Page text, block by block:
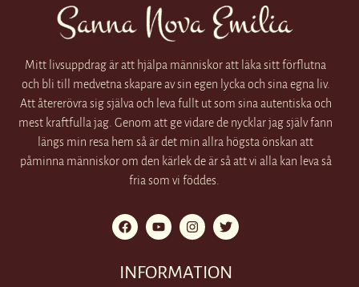
Mitt livsuppdrag är att hjälpa människor att läka sitt förflutna
och bli till medvetna skapare av sin egen lycka och sina egna liv.
Att återerövra sig själva och leva fullt ut som sina autentiska och
mest kraftfulla jag. Genom att ge vidare de nycklar jag själv fann
längs min resa hem så är det min allra högsta önskan att
påminna människor om den kärlek de är så att vi alla kan leva så
fria som vi föddes.
INFORMATION